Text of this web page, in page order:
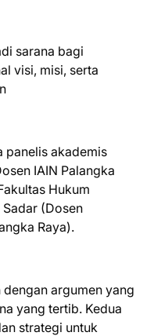
sarana bagi
visi, misi, serta
panelis akademis
IAIN Palangka
Hukum
(Dosen
Raya).
argumen yang
yang tertib. Kedua
strategi untuk